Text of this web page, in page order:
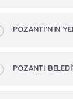
POZANTI'NIN
POZANTI